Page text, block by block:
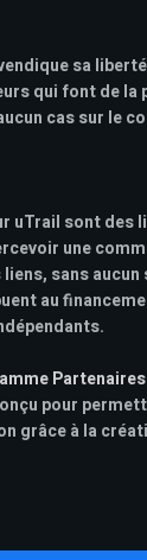
sa
qui font de la
cas sur le
uTrail sont des
une
sans
au
Partenaires
pour
grâce à la